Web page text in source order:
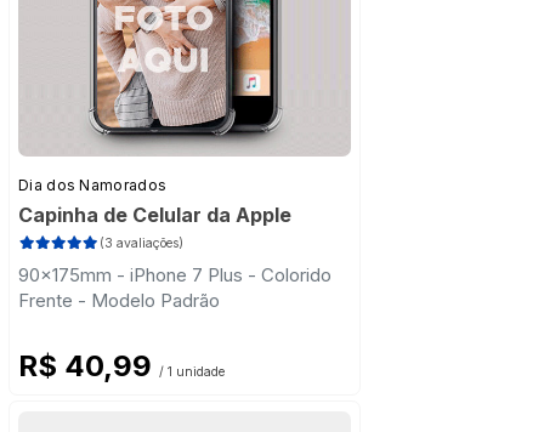
Dia dos Namorados
Capinha de Celular da Apple
(3 avaliações)
90x175mm - iPhone 7 Plus - Colorido
Frente - Modelo Padrão
R$ 40,99 / 1 unidade